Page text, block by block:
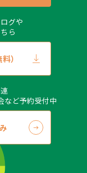
グや
ら
）
など予約受付中